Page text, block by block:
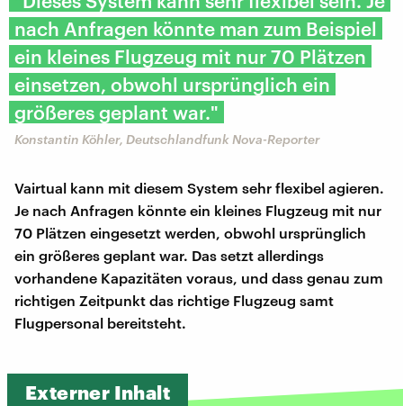
nach Anfragen könnte man zum Beispiel
ein kleines Flugzeug mit nur 70 Plätzen
einsetzen, obwohl ursprünglich ein
größeres geplant war."
Konstantin Köhler, Deutschlandfunk Nova-Reporter
Vairtual kann mit diesem System sehr flexibel agieren.
Je nach Anfragen könnte ein kleines Flugzeug mit nur
70 Plätzen eingesetzt werden, obwohl ursprünglich
ein größeres geplant war. Das setzt allerdings
vorhandene Kapazitäten voraus, und dass genau zum
richtigen Zeitpunkt das richtige Flugzeug samt
Flugpersonal bereitsteht.
Externer Inhalt